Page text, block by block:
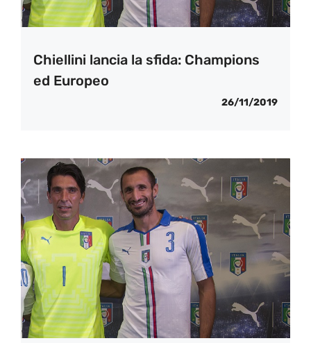
Chiellini lancia la sfida: Champions
ed Europeo
26/11/2019